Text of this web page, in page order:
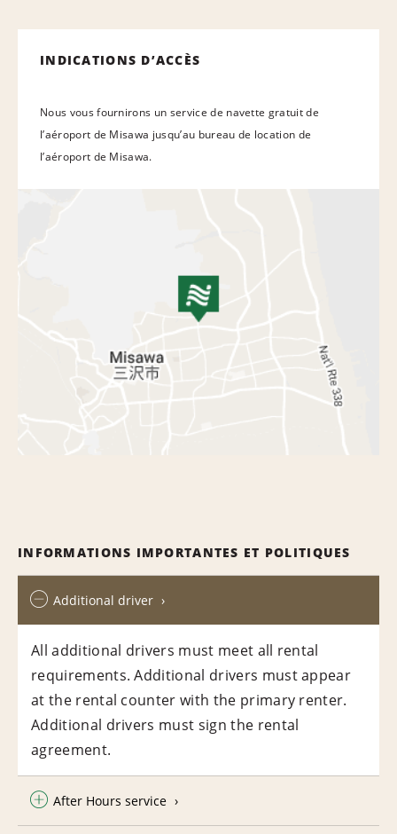
INDICATIONS D’ACCÈS
Nous vous fournirons un service de navette gratuit de
l’aéroport de Misawa jusqu’au bureau de location de
l’aéroport de Misawa.
INFORMATIONS IMPORTANTES ET POLITIQUES
Additional driver
All additional drivers must meet all rental
requirements. Additional drivers must appear
at the rental counter with the primary renter.
Additional drivers must sign the rental
agreement.
After Hours service